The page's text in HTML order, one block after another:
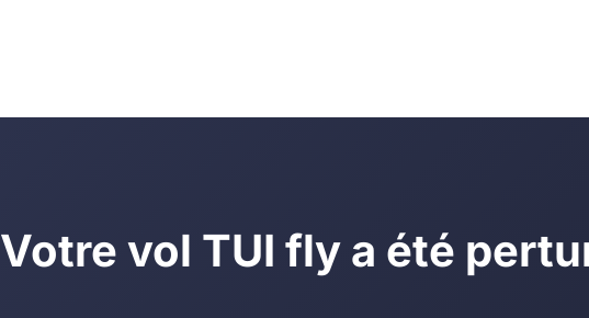
Votre vol TUI fly a été